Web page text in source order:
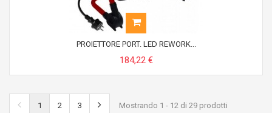
PROIETTORE PORT. LED REWORK...
184,22 €
1 2 3 Mostrando 1 - 12 di 29 prodotti